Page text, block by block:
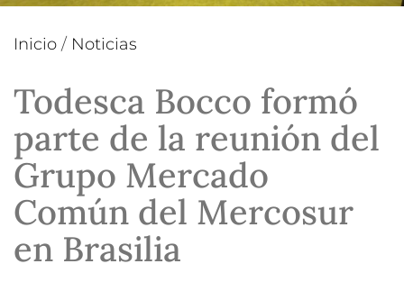
Inicio / Noticias
Todesca Bocco formó
parte de la reunión del
Grupo Mercado
Común del Mercosur
en Brasilia